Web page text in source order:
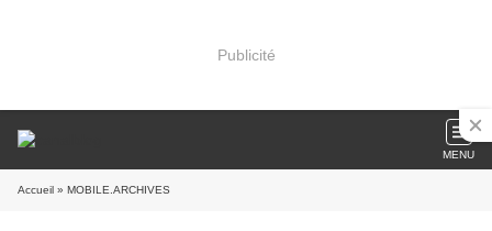
Publicité
MENU
Accueil » MOBILE.ARCHIVES